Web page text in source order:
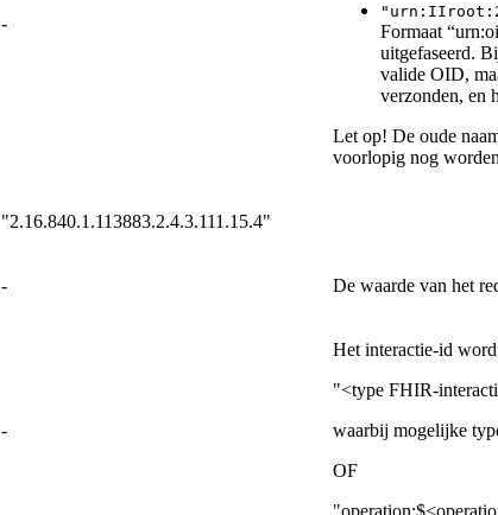
-
Formaat
uitgefaseerd.
valide OID,
verzonden, en
Let op! De oude
voorlopig nog
"2.16.840.1.113883.2.4.3.111.15.4"
- De waarde van het
-
Het interactie-id
"<type FHIR-
waarbij mogelijke
OF